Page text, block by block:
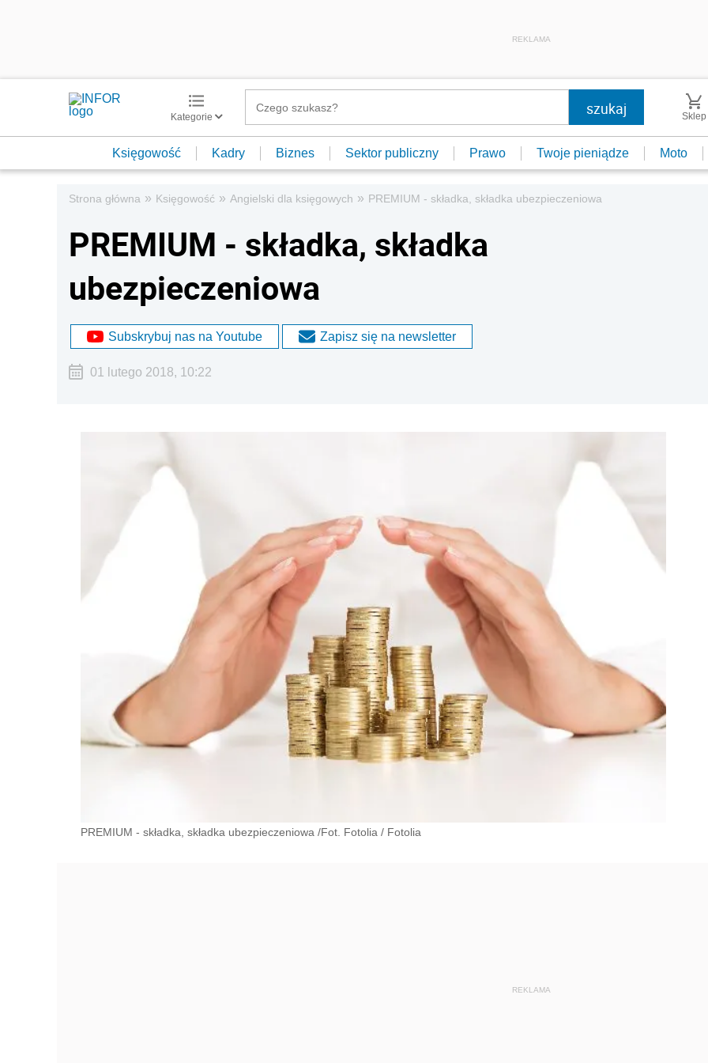
REKLAMA
Kategorie Sklep
Księgowość Kadry Biznes Sektor publiczny Prawo Twoje pieniądze Moto
Strona główna » Księgowość » Angielski dla księgowych » PREMIUM - składka, składka ubezpieczeniowa
PREMIUM - składka, składka
ubezpieczeniowa
Subskrybuj nas na Youtube Zapisz się na newsletter
01 lutego 2018, 10:22
PREMIUM - składka, składka ubezpieczeniowa /Fot. Fotolia / Fotolia